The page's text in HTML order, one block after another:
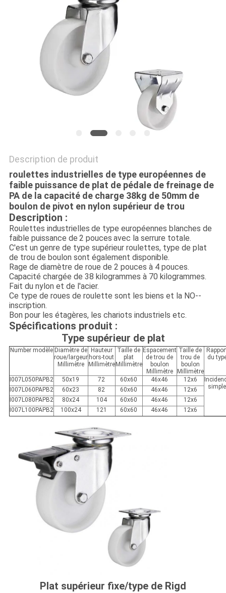
PRIVACY
POLICY
Description de produit
roulettes industrielles de type européennes de
faible puissance de plat de pédale de freinage de
PA de la capacité de charge 38kg de 50mm de
boulon de pivot en nylon supérieur de trou
Description :
Roulettes industrielles de type européennes blanches de
faible puissance de 2 pouces avec la serrure totale.
C'est un genre de type supérieur roulettes, type de plat
de trou de boulon sont également disponible.
Rage de diamètre de roue de 2 pouces à 4 pouces.
Capacité chargée de 38 kilogrammes à 70 kilogrammes.
Fait du nylon et de l'acier.
Ce type de roues de roulette sont les biens et la NO--
inscription.
Bon pour les étagères, les chariots industriels etc.
Spécifications produit :
Type supérieur de plat
Number modèle Diamètre de
roue/largeur
Millimètre
Hauteur
hors-tout
Millimètre
Taille de
plat
Millimètre
Espacement
de trou de
boulon
Millimètre
Taille de
trou de
boulon
Millimètre
du
I007L050PAPB2 50x19 72 60x60 46x46 12x6
simple
I007L060PAPB2 60x23 82 60x60 46x46
12x6
I007L080PAPB2
80x24 104 60x60 46x46
12x6
I007L100PAPB2
100x24 121 60x60 46x46 12x6
Plat supérieur fixe/type de Rigd